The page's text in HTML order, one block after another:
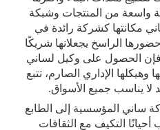
واسعة من المنتجات وشبكة
مكانتها كشركة رائدة في
الراسخ يجعلانها شريكًا
فإن الحصول على وكيل لساني
الإداري الصارم، تتبع
لا يناسب جميع الأسواق.
ساني المؤسسية إلى الطابع
التكيف مع الثقافات